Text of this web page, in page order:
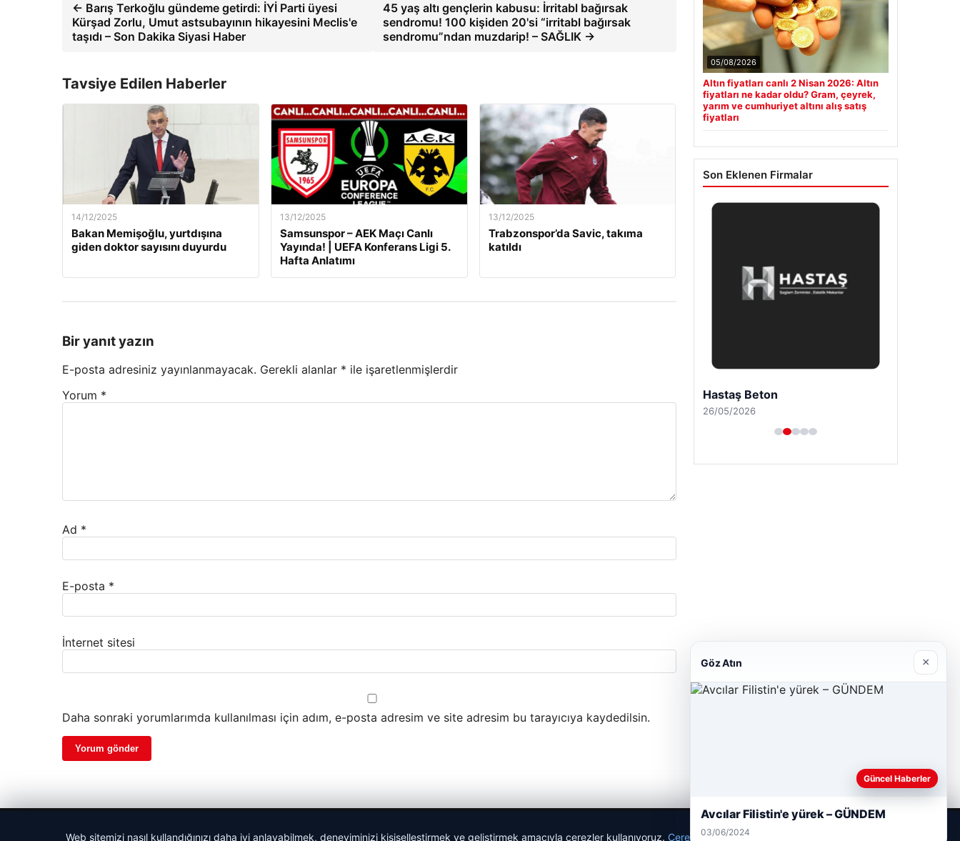
← Barış Terkoğlu gündeme getirdi: İYİ Parti üyesi
Kürşad Zorlu, Umut astsubayının hikayesini Meclis'e
taşıdı – Son Dakika Siyasi Haber
45 yaş altı gençlerin kabusu: İrritabl bağırsak
sendromu! 100 kişiden 20'si “irritabl bağırsak
sendromu”ndan muzdarip! – SAĞLIK →
Tavsiye Edilen Haberler
14/12/2025
Bakan Memişoğlu, yurtdışına
giden doktor sayısını duyurdu
13/12/2025
Samsunspor – AEK Maçı Canlı
Yayında! | UEFA Konferans Ligi 5.
Hafta Anlatımı
13/12/2025
Trabzonspor’da Savic, takıma
katıldı
Bir yanıt yazın
E-posta adresiniz yayınlanmayacak. Gerekli alanlar * ile işaretlenmişlerdir
Yorum *
Ad *
E-posta *
İnternet sitesi
Daha sonraki yorumlarımda kullanılması için adım, e-posta adresim ve site adresim bu tarayıcıya kaydedilsin.
05/08/2026
Altın fiyatları canlı 2 Nisan 2026: Altın
fiyatları ne kadar oldu? Gram, çeyrek,
yarım ve cumhuriyet altını alış satış
fiyatları
Son Eklenen Firmalar
Hastaş Beton
26/05/2026
Web sitemizi nasıl kullandığınızı daha iyi anlayabilmek, deneyiminizi kişiselleştirmek ve geliştirmek amacıyla çerezler kullanıyoruz. Çerez Politikamız
Göz Atın ×
Güncel Haberler
Avcılar Filistin'e yürek – GÜNDEM
03/06/2024